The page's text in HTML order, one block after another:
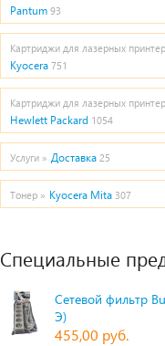
Pantum 93
Картриджи для лазерных
Kyocera 751
Картриджи для лазерных
Hewlett Packard 1054
Услуги » Доставка 25
Тонер » Kyocera Mita 307
Специальные
Сетевой фильтр
Э)
455,00 руб.